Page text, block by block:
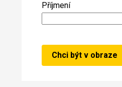
Příjmení